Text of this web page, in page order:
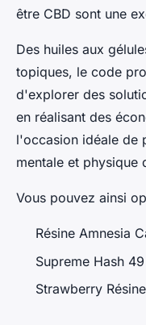
être CBD sont une
Des huiles aux
topiques, le code
d'explorer des
en réalisant des
l'occasion idéale de
mentale et physique
Vous pouvez ainsi
Résine Amnesia
Supreme Hash
Strawberry